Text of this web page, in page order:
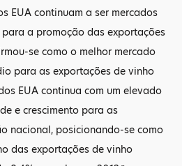
EUA continuam a ser mercados
a promoção das exportações
se como o melhor mercado
para as exportações de vinho
EUA continua com um elevado
e crescimento para as
nacional, posicionando-se como
das exportações de vinho